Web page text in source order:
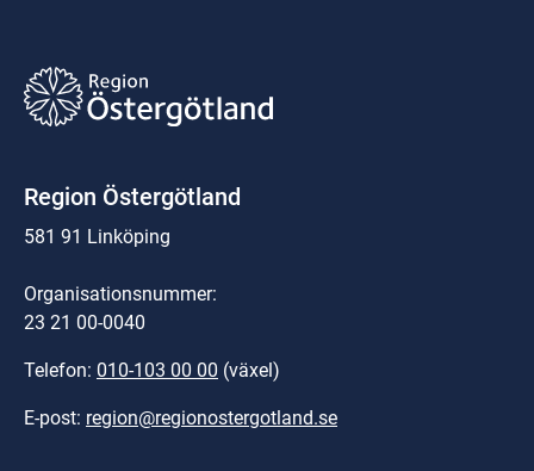
Region Östergötland
581 91 Linköping
Organisationsnummer:
23 21 00-0040
Telefon: 010-103 00 00 (växel)
E-post: region@regionostergotland.se